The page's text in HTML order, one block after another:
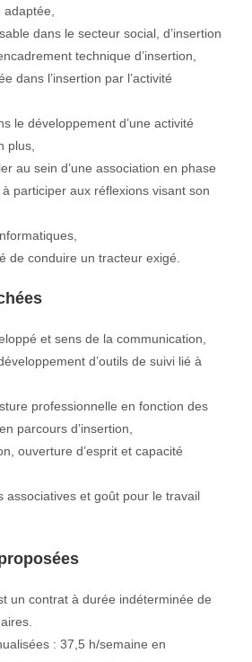
dans le secteur social, d’insertion
technique d’insertion,
dans l’insertion par l’activité
le développement d’une activité
plus,
au sein d’une association en phase
participer aux réflexions visant son
de conduire un tracteur exigé.
et sens de la communication,
d’outils de suivi lié à
professionnelle en fonction des
parcours d’insertion,
ouverture d’esprit et capacité
associatives et goût pour le travail
un contrat à durée indéterminée de
: 37,5 h/semaine en